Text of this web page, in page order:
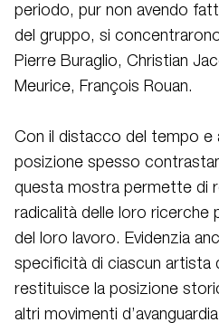
periodo, pur non avendo
del gruppo, si
Pierre Buraglio, Christian
Meurice, François Rouan.
Con il distacco del tempo e
posizione spesso
questa mostra permette di
radicalità delle loro ricerche
del loro lavoro. Evidenzia
specificità di ciascun artista
restituisce la posizione
altri movimenti